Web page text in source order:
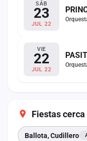
SÁB
23
JUL 22
VIE
22
JUL 22
Fiestas
Ballota, Cudillero